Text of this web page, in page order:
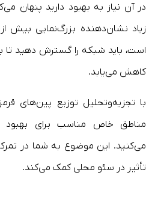
در آن نیاز به بهبود دارید پنهان
زیاد نشان‌دهنده بزرگ‌نمایی بیش
است، باید شبکه را گسترش دهید تا
کاهش می‌یابد.
با تجزیه‌وتحلیل توزیع پین‌های
مناطق خاص مناسب برای بهبود
می‌کنید. این موضوع به شما در
تأثیر در سئو محلی کمک می‌کند.